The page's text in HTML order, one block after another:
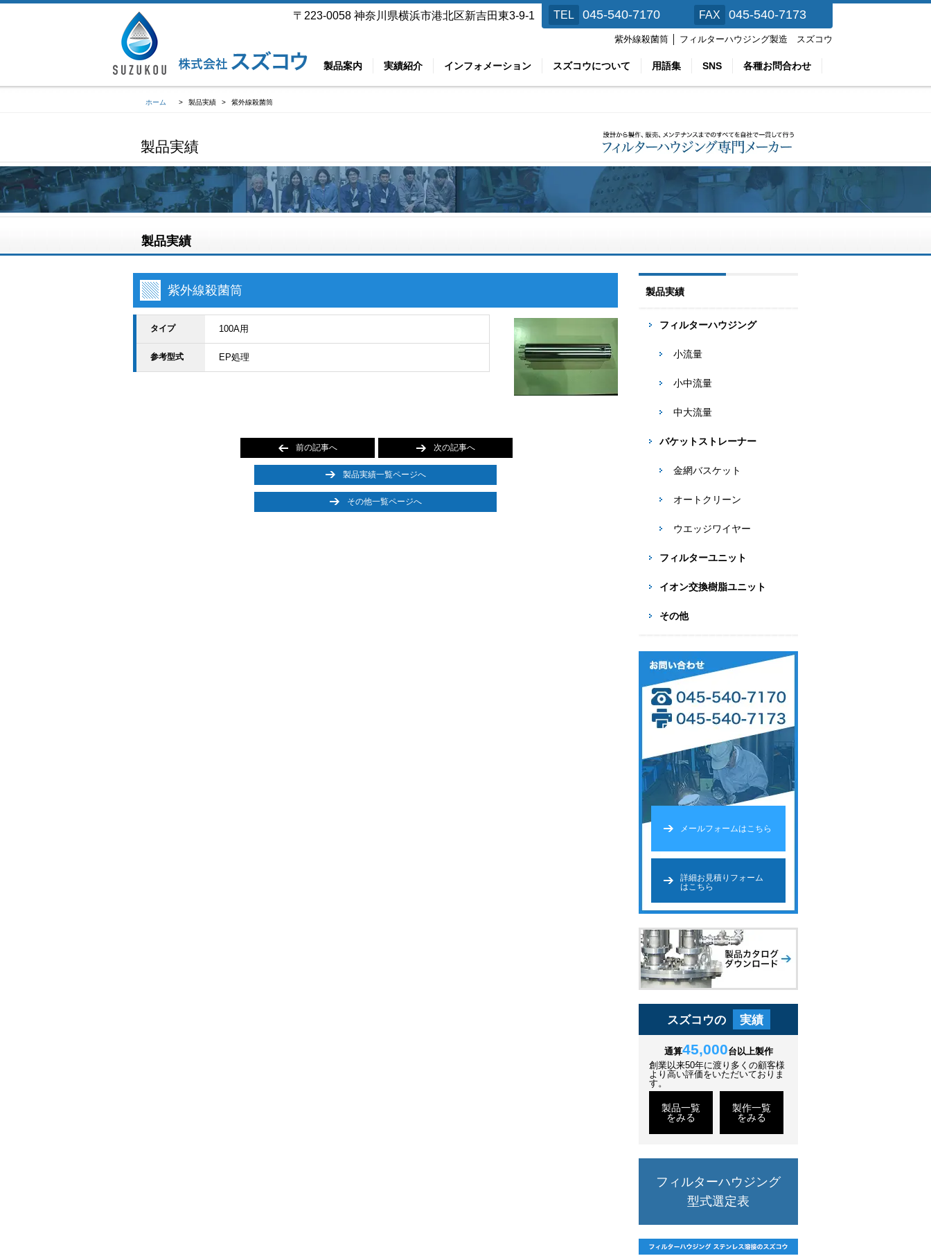
〒223-0058 神奈川県横浜市港北区新吉田東3-9-1 TEL 045-540-7170 FAX 045-540-7173
紫外線殺菌筒 │ フィルターハウジング製造 スズコウ
製品案内 実績紹介 インフォメーション スズコウについて 用語集 SNS 各種お問合わせ
ホーム > 製品実績 > 紫外線殺菌筒
製品実績
製品実績
紫外線殺菌筒
タイプ 100A用
参考型式 EP処理
前の記事へ 次の記事へ
製品実績一覧ページへ
その他一覧ページへ
製品実績
フィルターハウジング
小流量
小中流量
中大流量
バケットストレーナー
金網バスケット
オートクリーン
ウエッジワイヤー
フィルターユニット
イオン交換樹脂ユニット
その他
メールフォームはこちら
詳細お見積りフォーム
はこちら
スズコウの 実績
通算45,000台以上製作
創業以来50年に渡り多くの顧客様
より高い評価をいただいておりま
す。
製品一覧
をみる
製作一覧
をみる
フィルターハウジング
型式選定表